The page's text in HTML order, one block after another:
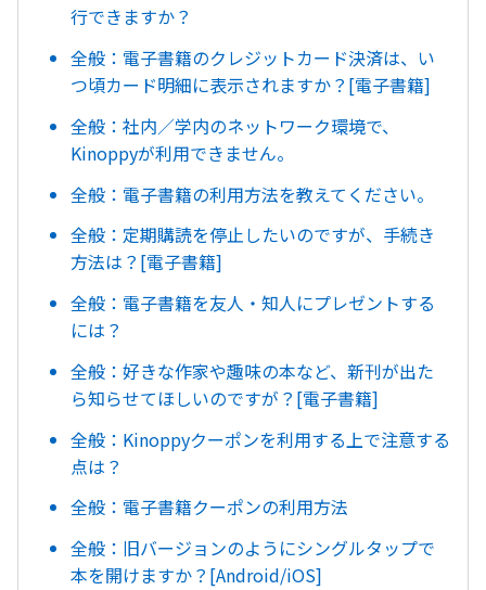
行できますか？
全般：電子書籍のクレジットカード決済は、い
つ頃カード明細に表示されますか？[電子書籍]
全般：社内／学内のネットワーク環境で、
Kinoppyが利用できません。
全般：電子書籍の利用方法を教えてください。
全般：定期購読を停止したいのですが、手続き
方法は？[電子書籍]
全般：電子書籍を友人・知人にプレゼントする
には？
全般：好きな作家や趣味の本など、新刊が出た
ら知らせてほしいのですが？[電子書籍]
全般：Kinoppyクーポンを利用する上で注意する
点は？
全般：電子書籍クーポンの利用方法
全般：旧バージョンのようにシングルタップで
本を開けますか？[Android/iOS]